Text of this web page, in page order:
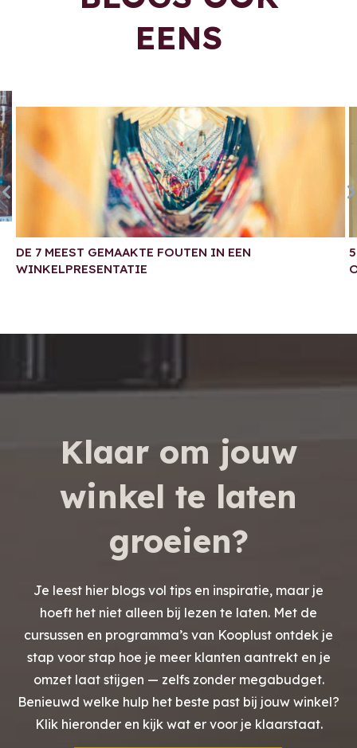
EENS
DE 7 MEEST GEMAAKTE FOUTEN IN EEN
WINKELPRESENTATIE
Klaar om jouw
winkel te laten
groeien?
Je leest hier blogs vol tips en inspiratie, maar je
hoeft het niet alleen bij lezen te laten. Met de
cursussen en programma’s van Kooplust ontdek je
stap voor stap hoe je meer klanten aantrekt en je
omzet laat stijgen — zelfs zonder megabudget.
Benieuwd welke hulp het beste past bij jouw winkel?
Klik hieronder en kijk wat er voor je klaarstaat.